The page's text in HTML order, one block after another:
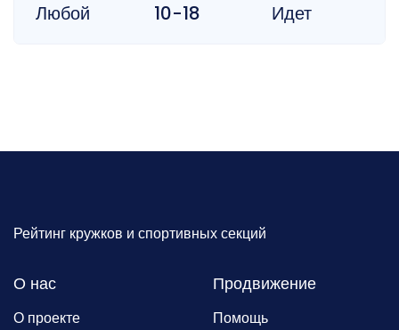
Любой 10-18 Идет
Рейтинг кружков и спортивных секций
О нас
О проекте
Продвижение
Помощь